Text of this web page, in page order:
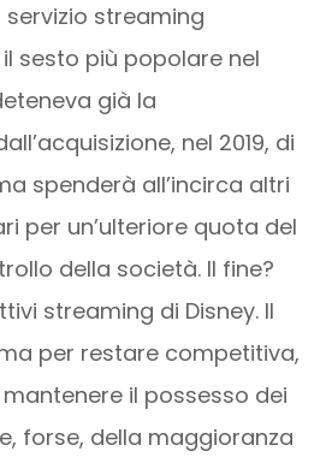
streaming
sesto più popolare nel
già la
nel 2019, di
spenderà all’incirca altri
per un’ulteriore quota del
della società. Il fine?
streaming di Disney. Il
per restare competitiva,
il possesso dei
forse, della maggioranza